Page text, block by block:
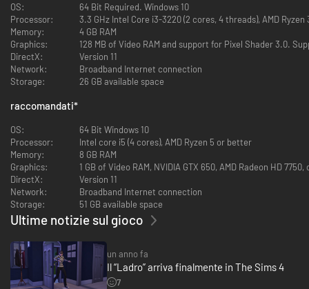
OS:
64 Bit Required. Windows 10
Processor:
3.3 GHz Intel Core i3-3220 (2 cores, 4 threads), AMD
Memory:
4 GB RAM
Graphics:
128 MB of Video RAM and support for Pixel Shader 3.0.
DirectX:
Version 11
Network:
Broadband Internet connection
Storage:
26 GB available space
raccomandati*
OS:
64 Bit Windows 10
Processor:
Intel core i5 (4 cores), AMD Ryzen 5 or better
Memory:
8 GB RAM
Graphics:
1 GB of Video RAM, NVIDIA GTX 650, AMD Radeon HD
DirectX:
Version 11
Network:
Broadband Internet connection
Storage:
51 GB available space
Ultime notizie sul gioco
un anno fa
Il “Ladro” arriva finalmente in The Sims 4
7